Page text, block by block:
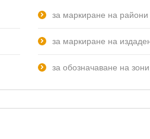
за маркиране на райони
за маркиране на
за обозначаване на